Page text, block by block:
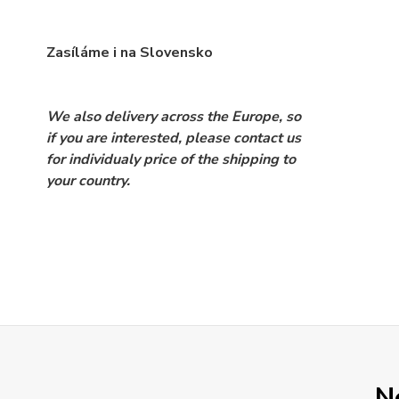
Zasíláme i na Slovensko
We also delivery across the Europe, so
if you are interested, please contact us
for individualy price of the shipping to
your country.